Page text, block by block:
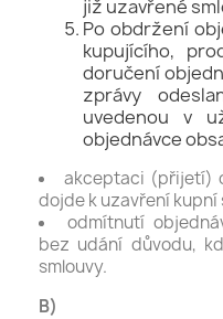
již uzavřené
Po obdržení
kupujícího,
doručení
zprávy
uvedenou v
objednávce
akceptaci (přijetí)
dojde k uzavření kupní
odmítnutí
bez udání důvodu,
smlouvy.
B)